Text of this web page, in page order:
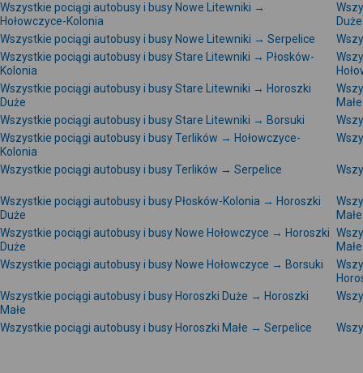
Wszystkie pociągi autobusy i busy Nowe Litewniki →
Hołowczyce-Kolonia
Duże
Wszystkie pociągi autobusy i busy Nowe Litewniki → Serpelice
Wszystkie pociągi autobusy i busy Stare Litewniki → Płosków-
Kolonia
Wszystkie pociągi autobusy i busy Stare Litewniki → Horoszki
Duże
Małe
Wszystkie pociągi autobusy i busy Stare Litewniki → Borsuki
Wszystkie pociągi autobusy i busy Terlików → Hołowczyce-
Kolonia
Wszystkie pociągi autobusy i busy Terlików → Serpelice
Wszystkie pociągi autobusy i busy Płosków-Kolonia → Horoszki
Duże
Małe
Wszystkie pociągi autobusy i busy Nowe Hołowczyce → Horoszki
Duże
Małe
Wszystkie pociągi autobusy i busy Nowe Hołowczyce → Borsuki
Wszystkie pociągi autobusy i busy Horoszki Duże → Horoszki
Małe
Wszystkie pociągi autobusy i busy Horoszki Małe → Serpelice